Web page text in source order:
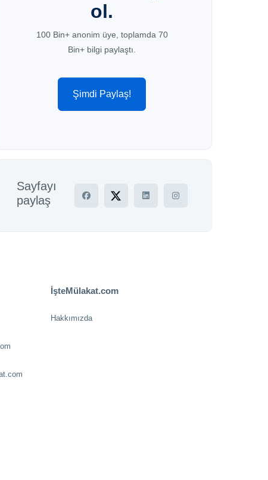
ol.
100 Bin+ anonim üye, toplamda 70
Bin+ bilgi paylaştı.
Şimdi Paylaş!
Sayfayı
paylaş
İşteMülakat.com
Hakkımızda